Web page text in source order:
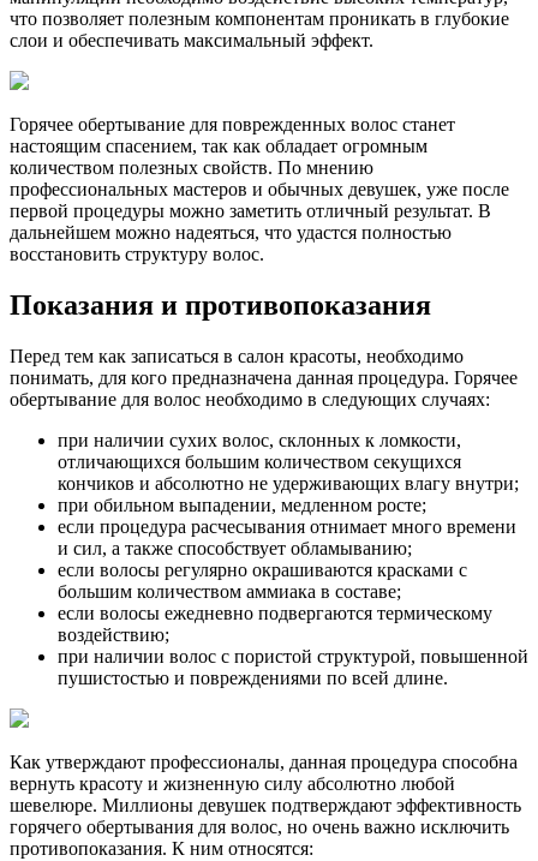
что позволяет полезным компонентам проникать в глубокие
слои и обеспечивать максимальный эффект.
Горячее обертывание для поврежденных волос станет
настоящим спасением, так как обладает огромным
количеством полезных свойств. По мнению
профессиональных мастеров и обычных девушек, уже после
первой процедуры можно заметить отличный результат. В
дальнейшем можно надеяться, что удастся полностью
восстановить структуру волос.
Показания и противопоказания
Перед тем как записаться в салон красоты, необходимо
понимать, для кого предназначена данная процедура. Горячее
обертывание для волос необходимо в следующих случаях:
при наличии сухих волос, склонных к ломкости,
отличающихся большим количеством секущихся
кончиков и абсолютно не удерживающих влагу внутри;
при обильном выпадении, медленном росте;
если процедура расчесывания отнимает много времени
и сил, а также способствует обламыванию;
если волосы регулярно окрашиваются красками с
большим количеством аммиака в составе;
если волосы ежедневно подвергаются термическому
воздействию;
при наличии волос с пористой структурой, повышенной
пушистостью и повреждениями по всей длине.
Как утверждают профессионалы, данная процедура способна
вернуть красоту и жизненную силу абсолютно любой
шевелюре. Миллионы девушек подтверждают эффективность
горячего обертывания для волос, но очень важно исключить
противопоказания. К ним относятся: